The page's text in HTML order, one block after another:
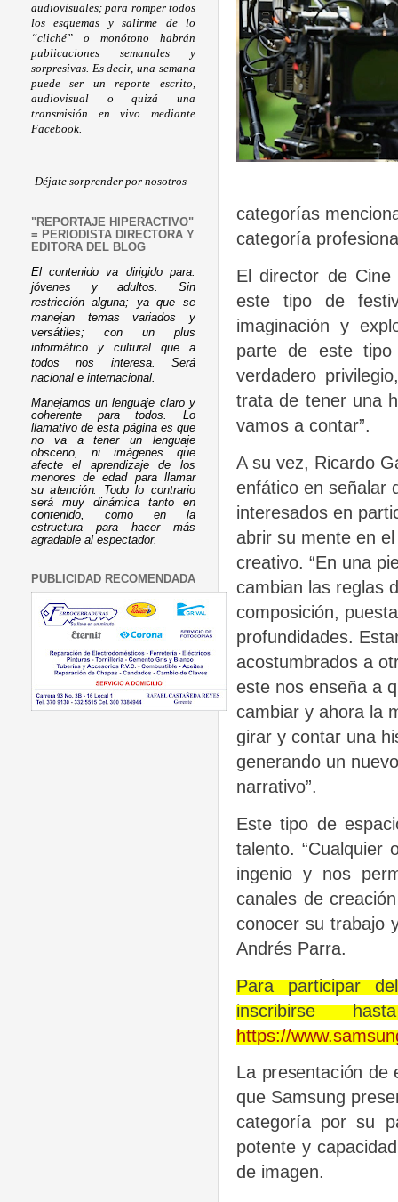
categorías
categoría
El director de Cine
este tipo de
imaginación y
parte de este
verdadero
trata de tener una
vamos a contar”.
A su vez, Ricardo
enfático en señalar
interesados en
abrir su mente en
creativo. “En una
cambian las reglas
composición,
profundidades.
acostumbrados a
este nos enseña a
cambiar y ahora la
girar y contar una
generando un
narrativo”.
Este tipo de
talento. “Cualquier
ingenio y nos
canales de
conocer su trabajo
Andrés Parra.
Para participar
inscribirse
https://
La presentación de
que Samsung
categoría por su
potente y
de imagen.
audiovisuales; para romper todos
los esquemas y salirme de lo
“cliché” o monótono habrán
publicaciones semanales y
sorpresivas. Es decir, una semana
puede ser un reporte escrito,
audiovisual o quizá una
transmisión en vivo mediante
Facebook.
-Déjate sorprender por nosotros-
"REPORTAJE HIPERACTIVO"
= PERIODISTA DIRECTORA Y
EDITORA DEL BLOG
El contenido va dirigido para:
jóvenes y adultos. Sin
restricción alguna; ya que se
manejan temas variados y
versátiles; con un plus
informático y cultural que a
todos nos interesa. Será
nacional e internacional.
Manejamos un lenguaje claro y
coherente para todos. Lo
llamativo de esta página es que
no va a tener un lenguaje
obsceno, ni imágenes que
afecte el aprendizaje de los
menores de edad para llamar
su atención. Todo lo contrario
será muy dinámica tanto en
contenido, como en la
estructura para hacer más
agradable al espectador.
PUBLICIDAD RECOMENDADA